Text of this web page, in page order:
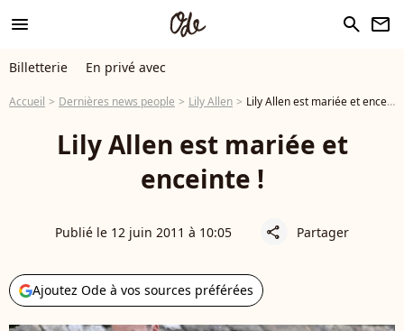
menu search newsletter
Billetterie En privé avec
Accueil Dernières news people Lily Allen Lily Allen est mariée et enceinte !
Lily Allen est mariée et
enceinte !
Publié le 12 juin 2011 à 10:05 share Partager
Ajoutez Ode à vos sources préférées